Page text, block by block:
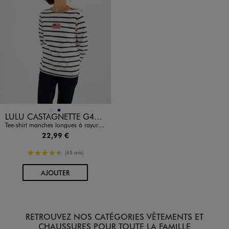
Disponible en 2 coloris
ECRUMARINE LULU CASTAGNETTE G4G D
Tee-shirt manches longues à rayures et épaule boutonnée femme - LuluCastagnette
22,99 €
4.5/5 de moyenne
(65 avis)
AJOUTERAU PANIER
RETROUVEZ NOS CATÉGORIES VÊTEMENTS ET
CHAUSSURES POUR TOUTE LA FAMILLE